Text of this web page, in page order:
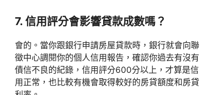
7. 信用評分會影響貸款成數嗎？
會的。當你跟銀行申請房屋貸款時，銀行就會向聯
徵中心調閱你的個人信用報告，確認你過去有沒有
債信不良的紀錄，信用評分600分以上，才算是信
用正常，也比較有機會取得較好的房貸額度和房貸